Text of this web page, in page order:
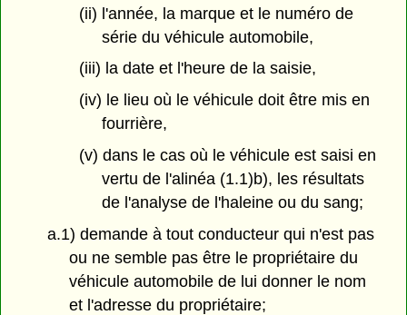
(ii) l'année, la marque et le numéro de
série du véhicule automobile,
(iii) la date et l'heure de la saisie,
(iv) le lieu où le véhicule doit être mis en
fourrière,
(v) dans le cas où le véhicule est saisi en
vertu de l'alinéa (1.1)b), les résultats
de l'analyse de l'haleine ou du sang;
a.1) demande à tout conducteur qui n'est pas
ou ne semble pas être le propriétaire du
véhicule automobile de lui donner le nom
et l'adresse du propriétaire;